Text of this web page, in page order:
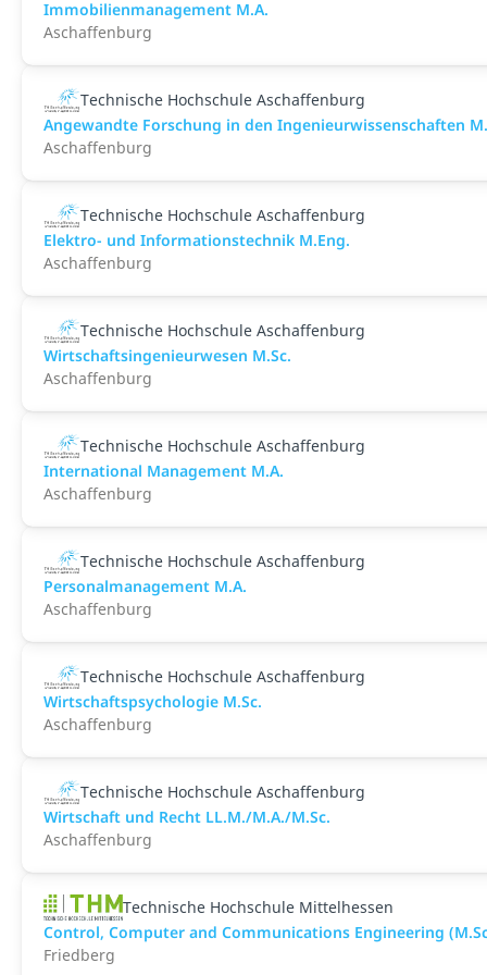
Immobilienmanagement M.A.
Aschaffenburg
Technische Hochschule Aschaffenburg
Angewandte Forschung in den Ingenieurwissenschaften
Aschaffenburg
Technische Hochschule Aschaffenburg
Elektro- und Informationstechnik M.Eng.
Aschaffenburg
Technische Hochschule Aschaffenburg
Wirtschaftsingenieurwesen M.Sc.
Aschaffenburg
Technische Hochschule Aschaffenburg
International Management M.A.
Aschaffenburg
Technische Hochschule Aschaffenburg
Personalmanagement M.A.
Aschaffenburg
Technische Hochschule Aschaffenburg
Wirtschaftspsychologie M.Sc.
Aschaffenburg
Technische Hochschule Aschaffenburg
Wirtschaft und Recht LL.M./M.A./M.Sc.
Aschaffenburg
Technische Hochschule Mittelhessen
Control, Computer and Communications Engineering
Friedberg